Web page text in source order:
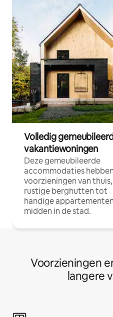
Volledig
vakantiewoningen
Deze gemeubileerde
accommodaties
voorzieningen van
rustige berghutten tot
handige
midden in de stad.
Voorzieningen
langere